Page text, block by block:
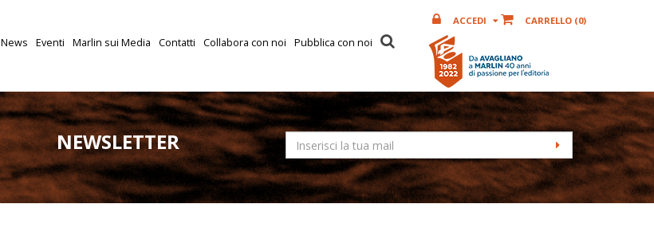
News Eventi Marlin sui Media Contatti Collabora con noi Pubblica con noi
ACCEDI CARRELLO (0)
NEWSLETTER